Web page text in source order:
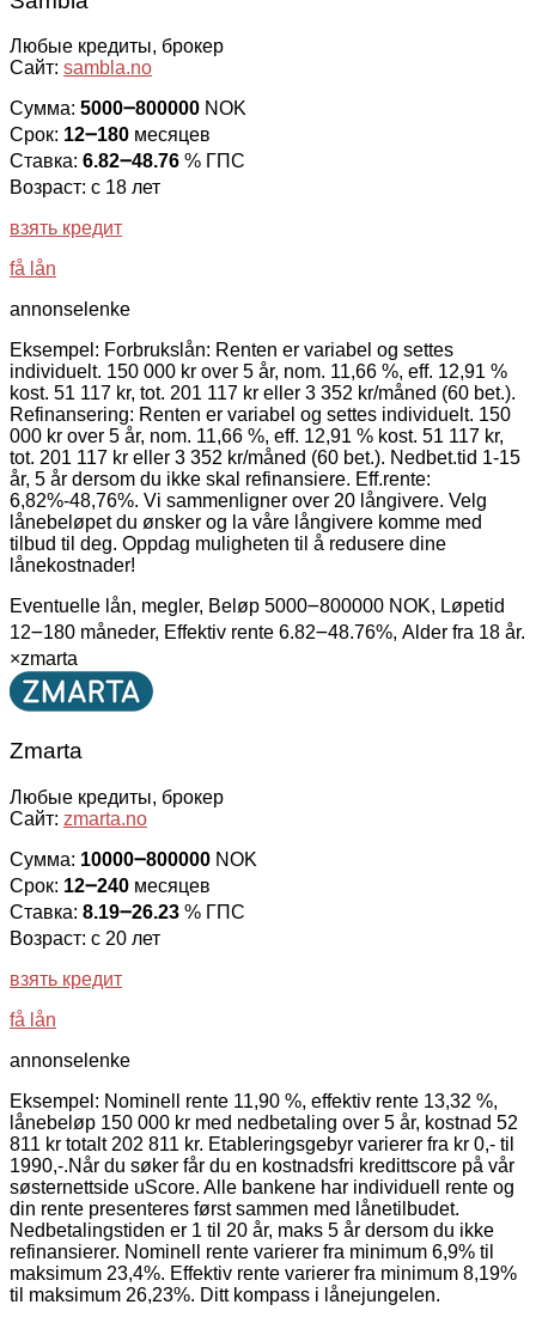
Любые кредиты, брокер
Сайт: sambla.no
Сумма: 5000౼800000 NOK
Срок: 12౼180 месяцев
Ставка: 6.82౼48.76 % ГПС
Возраст: с 18 лет
взять кредит
få lån
annonselenke
Eksempel: Forbrukslån: Renten er variabel og settes
individuelt. 150 000 kr over 5 år, nom. 11,66 %, eff. 12,91 %
kost. 51 117 kr, tot. 201 117 kr eller 3 352 kr/måned (60 bet.).
Refinansering: Renten er variabel og settes individuelt. 150
000 kr over 5 år, nom. 11,66 %, eff. 12,91 % kost. 51 117 kr,
tot. 201 117 kr eller 3 352 kr/måned (60 bet.). Nedbet.tid 1-15
år, 5 år dersom du ikke skal refinansiere. Eff.rente:
6,82%-48,76%. Vi sammenligner over 20 långivere. Velg
lånebeløpet du ønsker og la våre långivere komme med
tilbud til deg. Oppdag muligheten til å redusere dine
lånekostnader!
Eventuelle lån, megler, Beløp 5000౼800000 NOK, Løpetid
12౼180 måneder, Effektiv rente 6.82౼48.76%, Alder fra 18 år.
×zmarta
Zmarta
Любые кредиты, брокер
Сайт: zmarta.no
Сумма: 10000౼800000 NOK
Срок: 12౼240 месяцев
Ставка: 8.19౼26.23 % ГПС
Возраст: с 20 лет
взять кредит
få lån
annonselenke
Eksempel: Nominell rente 11,90 %, effektiv rente 13,32 %,
lånebeløp 150 000 kr med nedbetaling over 5 år, kostnad 52
811 kr totalt 202 811 kr. Etableringsgebyr varierer fra kr 0,- til
1990,-.Når du søker får du en kostnadsfri kredittscore på vår
søsternettside uScore. Alle bankene har individuell rente og
din rente presenteres først sammen med lånetilbudet.
Nedbetalingstiden er 1 til 20 år, maks 5 år dersom du ikke
refinansierer. Nominell rente varierer fra minimum 6,9% til
maksimum 23,4%. Effektiv rente varierer fra minimum 8,19%
til maksimum 26,23%. Ditt kompass i lånejungelen.